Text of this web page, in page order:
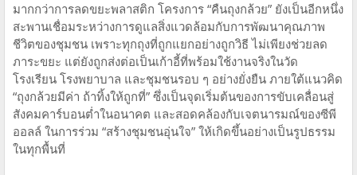
มากกว่าการลดขยะพลาสติก โครงการ “คืนถุงกล้วย” ยังเป็นอีกหนึ่ง
สะพานเชื่อมระหว่างการดูแลสิ่งแวดล้อมกับการพัฒนาคุณภาพ
ชีวิตของชุมชน เพราะทุกถุงที่ถูกแยกอย่างถูกวิธี ไม่เพียงช่วยลด
ภาระขยะ แต่ยังถูกส่งต่อเป็นเก้าอี้ที่พร้อมใช้งานจริงในวัด
โรงเรียน โรงพยาบาล และชุมชนรอบ ๆ อย่างยั่งยืน ภายใต้แนวคิด
“ถุงกล้วยมีค่า ถ้าทิ้งให้ถูกที่” ซึ่งเป็นจุดเริ่มต้นของการขับเคลื่อนสู่
สังคมคาร์บอนต่ำในอนาคต และสอดคล้องกับเจตนารมณ์ของซีพี
ออลล์ ในการร่วม “สร้างชุมชนอุ่นใจ” ให้เกิดขึ้นอย่างเป็นรูปธรรม
ในทุกพื้นที่